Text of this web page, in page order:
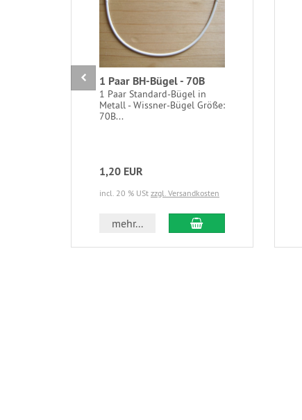
1 Paar BH-Bügel - 70B
1 Paar Standard-Bügel in
Metall - Wissner-Bügel Größe:
70B...
1,20 EUR
incl. 20 % USt zzgl. Versandkosten
mehr... In den Warenkorb